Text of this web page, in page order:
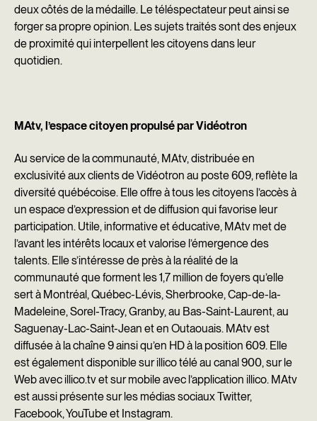
deux côtés de la médaille. Le téléspectateur peut ainsi se
forger sa propre opinion. Les sujets traités sont des enjeux
de proximité qui interpellent les citoyens dans leur
quotidien.
MAtv, l’espace citoyen propulsé par Vidéotron
Au service de la communauté, MAtv, distribuée en
exclusivité aux clients de Vidéotron au poste 609, reflète la
diversité québécoise. Elle offre à tous les citoyens l’accès à
un espace d’expression et de diffusion qui favorise leur
participation. Utile, informative et éducative, MAtv met de
l’avant les intérêts locaux et valorise l’émergence des
talents. Elle s’intéresse de près à la réalité de la
communauté que forment les 1,7 million de foyers qu’elle
sert à Montréal, Québec-Lévis, Sherbrooke, Cap-de-la-
Madeleine, Sorel-Tracy, Granby, au Bas-Saint-Laurent, au
Saguenay-Lac-Saint-Jean et en Outaouais. MAtv est
diffusée à la chaîne 9 ainsi qu’en HD à la position 609. Elle
est également disponible sur illico télé au canal 900, sur le
Web avecillico.tvet sur mobile avec l’application illico. MAtv
est aussi présente sur les médias sociauxTwitter,
Facebook,YouTubeet Instagram.